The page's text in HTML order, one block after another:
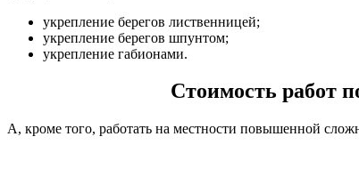
укрепление берегов лиственницей;
укрепление берегов шпунтом;
укрепление габионами.
Стоимость работ
А, кроме того, работать на местности повышенной